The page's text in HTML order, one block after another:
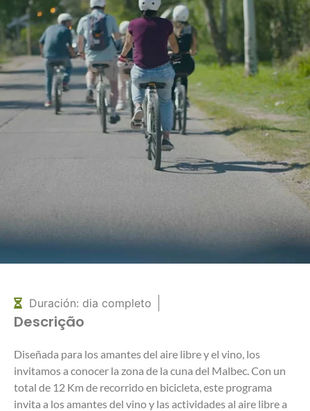
Duración: dia completo
Descrição
Diseñada para los amantes del aire libre y el vino, los
invitamos a conocer la zona de la cuna del Malbec. Con un
total de 12 Km de recorrido en bicicleta, este programa
invita a los amantes del vino y las actividades al aire libre a